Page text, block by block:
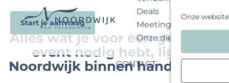
Onze
G
n
Deals
Meeting Guide
Onze diensten
CONTACT
Start je aanvraag
Alles wat je voor een geslaagd
event nodig hebt, ligt in
Noordwijk binnen handbereik.